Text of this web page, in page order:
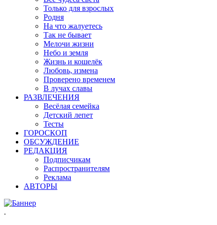
Только для взрослых
Родня
На что жалуетесь
Так не бывает
Мелочи жизни
Небо и земля
Жизнь и кошелёк
Любовь, измена
Проверено временем
В лучах славы
РАЗВЛЕЧЕНИЯ
Весёлая семейка
Детский лепет
Тесты
ГОРОСКОП
ОБСУЖДЕНИЕ
РЕДАКЦИЯ
Подписчикам
Распространителям
Реклама
АВТОРЫ
.